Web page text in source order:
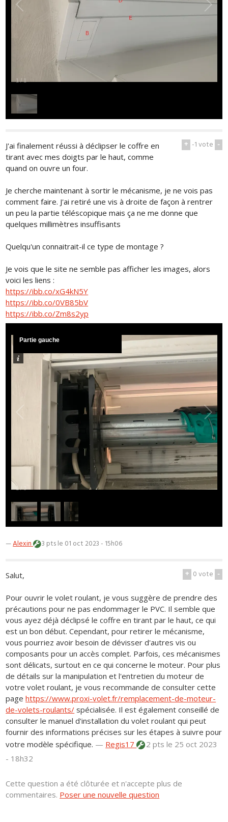
1 / 1
+ -1vote -
J'ai finalement réussi à déclipser le coffre en
tirant avec mes doigts par le haut, comme
quand on ouvre un four.
Je cherche maintenant à sortir le mécanisme, je ne vois pas
comment faire. J'ai retiré une vis à droite de façon à rentrer
un peu la partie téléscopique mais ça ne me donne que
quelques millimètres insuffisants
Quelqu'un connaitrait-il ce type de montage ?
Je vois que le site ne semble pas afficher les images, alors
voici les liens :
https://ibb.co/xG4kN5Y
https://ibb.co/0VB85bV
https://ibb.co/Zm8s2yp
1
Partie gauche
—Alexin 3 ptsle 01 oct 2023 - 15h06
+ 0vote -
Salut,
Pour ouvrir le volet roulant, je vous suggère de prendre des
précautions pour ne pas endommager le PVC. Il semble que
vous ayez déjà déclipsé le coffre en tirant par le haut, ce qui
est un bon début. Cependant, pour retirer le mécanisme,
vous pourriez avoir besoin de dévisser d'autres vis ou
composants pour un accès complet. Parfois, ces mécanismes
sont délicats, surtout en ce qui concerne le moteur. Pour plus
de détails sur la manipulation et l'entretien du moteur de
votre volet roulant, je vous recommande de consulter cette
pagehttps://www.proxi-volet.fr/remplacement-de-moteur-
de-volets-roulants/ spécialisée. Il est également conseillé de
consulter le manuel d'installation du volet roulant qui peut
fournir des informations précises sur les étapes à suivre pour
votre modèle spécifique. — Regis17 2 ptsle 25 oct 2023
- 18h32
Cette question a été clôturée et n'accepte plus de
commentaires. Poser une nouvelle question